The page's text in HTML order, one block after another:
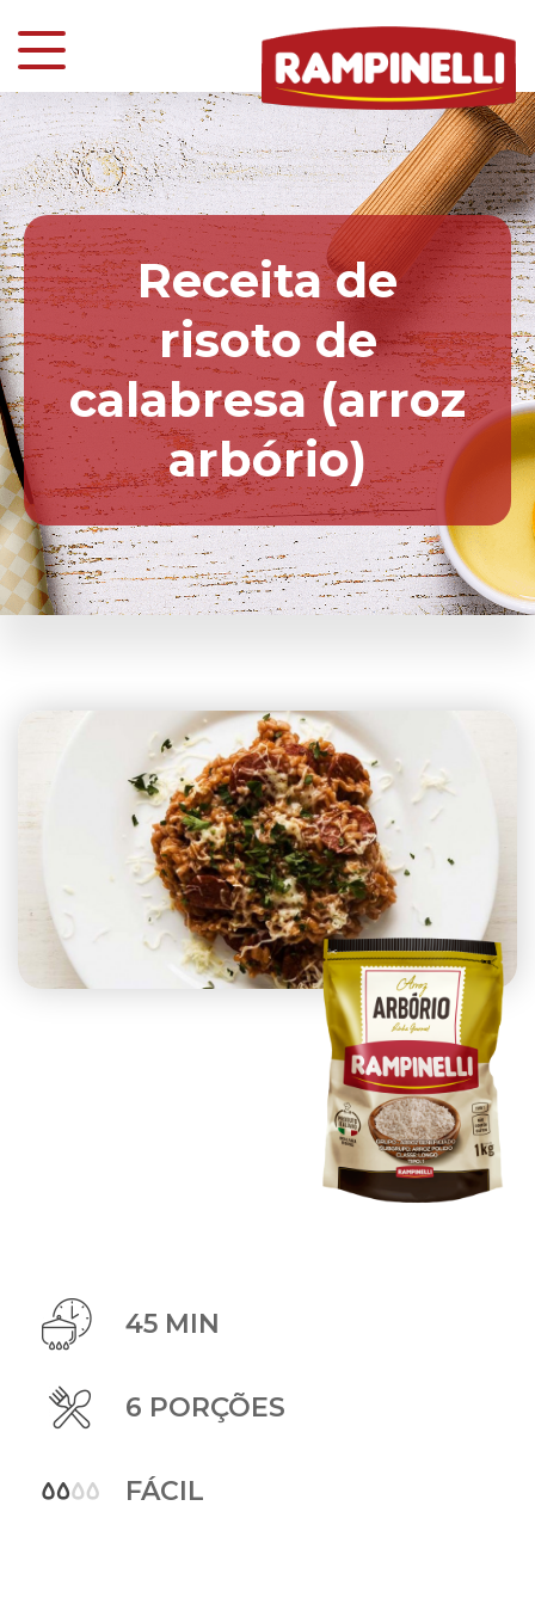
Receita de
risoto de
calabresa (arroz
arbório)
45 MIN
6 PORÇÕES
FÁCIL